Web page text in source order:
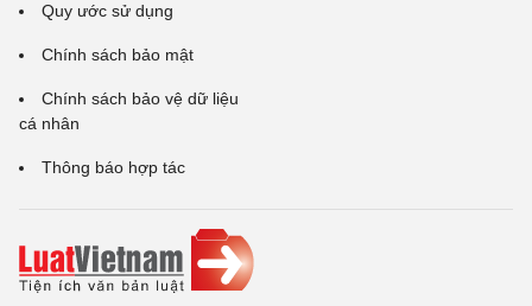
Quy ước sử dụng
Chính sách bảo mật
Chính sách bảo vệ dữ liệu
cá nhân
Thông báo hợp tác